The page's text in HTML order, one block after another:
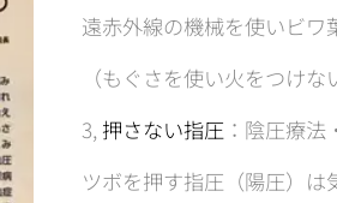
遠赤外線の機械を使いビワ
（もぐさを使い火をつけ
3, 押さない指圧 ：陰圧療
ツボを押す指圧（陽圧）